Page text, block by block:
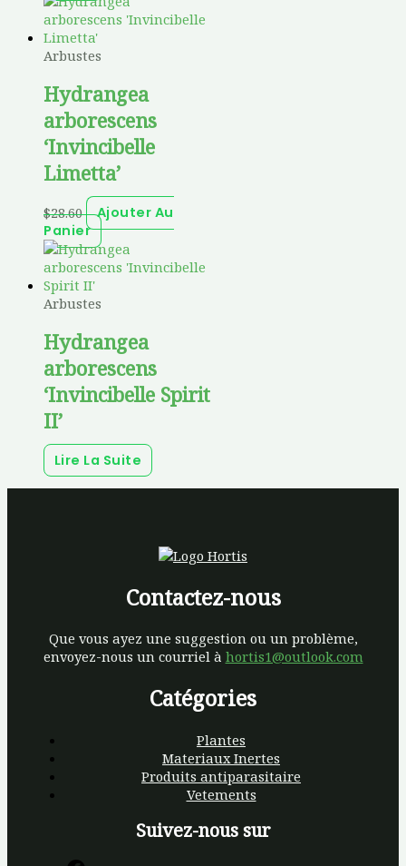
Arbustes
Hydrangea
arborescens
‘Invincibelle
Limetta’
$28.60
Ajouter Au
Panier
Arbustes
Hydrangea
arborescens
‘Invincibelle Spirit
II’
Lire La Suite
Contactez-nous
Que vous ayez une suggestion ou un problème,
envoyez-nous un courriel à hortis1@outlook.com
Catégories
Plantes
Materiaux Inertes
Produits antiparasitaire
Vetements
Suivez-nous sur